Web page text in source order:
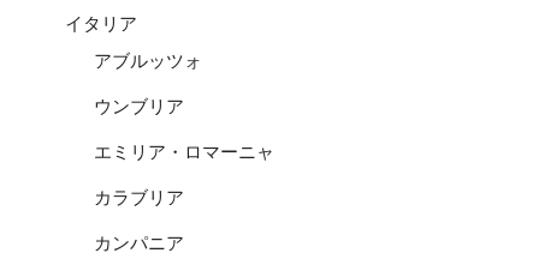
イタリア
アブルッツォ
ウンブリア
エミリア・ロマーニャ
カラブリア
カンパニア